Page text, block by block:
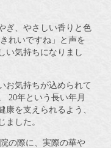
ぎ、やさしい香りと色
れいですね」と声を
い気持ちになりまし
お気持ちが込められて
20年という長い年月
康を支えられるよう、
ました。
の際に、実際の華や